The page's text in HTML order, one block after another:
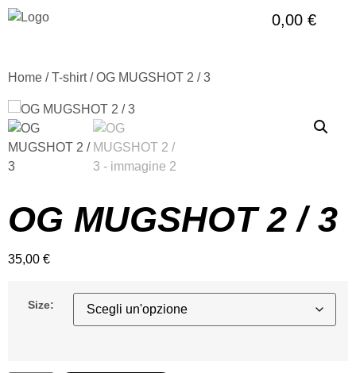
0,00 €
Home /T-shirt/ OG MUGSHOT 2 / 3
OG MUGSHOT 2 / 3
35,00 €
Size: